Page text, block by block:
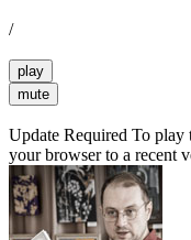
/
play
mute
Update Required To play
your browser to a recent